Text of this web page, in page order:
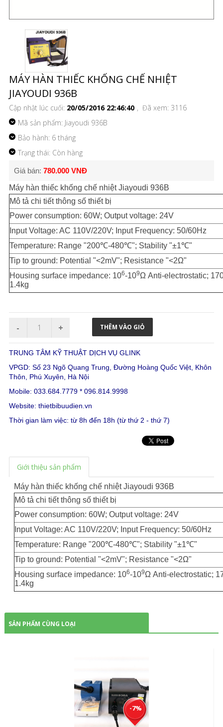
MÁY HÀN THIẾC KHỐNG CHẾ NHIỆT
JIAYOUDI 936B
Cập nhật lúc cuối: 20/05/2016 22:46:40 , Đã xem: 3116
Mã sản phẩm: Jiayoudi 936B
Bảo hành: 6 tháng
Trạng thái: Còn hàng
Giá bán: 780.000 VNĐ
Máy hàn thiếc khống chế nhiệtJiayoudi 936B
Mô tả chi tiết thông số thiết bị
Power consumption: 60W; Output voltage: 24V
Input Voltage: AC 110V/220V; Input Frequency: 50/60Hz
Temperature: Range "200℃-480℃"; Stability "±1℃"
Tip to ground: Potential "<2mV"; Resistance "<2Ω"
Housing surface impedance: 106-109Ω Anti-electrostatic;
1.4kg
TRUNG TÂM KỸ THUẬT DỊCH VỤ GLINK
VPGD: Số 23 Ngõ Quang Trung, Đường Hoàng Quốc Việt, Khôn
Thôn, Phú Xuyên, Hà Nội
Mobile: 033.684.7779 * 096.814.9998
Website: thietbibuudien.vn
Thời gian làm việc: từ 8h đến 18h (từ thứ 2 - thứ 7)
Giới thiệu sản phẩm
Máy hàn thiếc khống chế nhiệtJiayoudi 936B
Mô tả chi tiết thông số thiết bị
Power consumption: 60W; Output voltage: 24V
Input Voltage: AC 110V/220V; Input Frequency: 50/60Hz
Temperature: Range "200℃-480℃"; Stability "±1℃"
Tip to ground: Potential "<2mV"; Resistance "<2Ω"
Housing surface impedance: 106-109Ω Anti-electrostatic;
1.4kg
SẢN PHẨM CÙNG LOẠI
-7%